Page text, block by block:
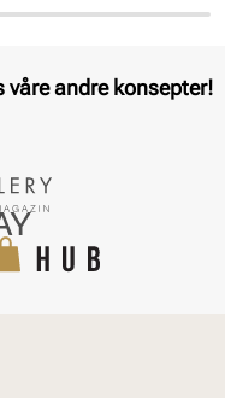
våre andre konsepter!